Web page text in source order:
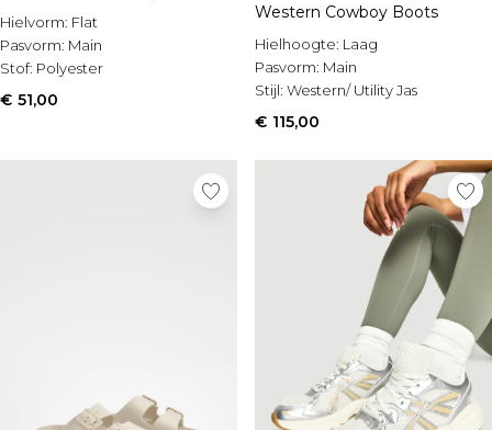
Hielvorm: Flat
Pasvorm: Main
Stof: Polyester
€ 51,00
Western Cowboy Boots
Hielhoogte: Laag
Pasvorm: Main
Stijl: Western/ Utility Jas
€ 115,00